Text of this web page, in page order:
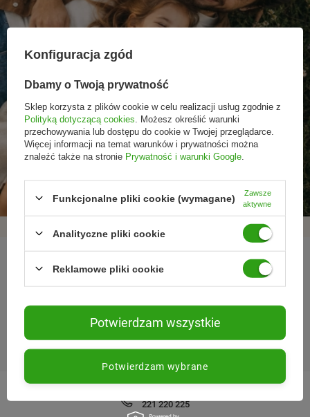
Promocje tylko dla
subskrybentów
Nowości przed
premierą
Rezygnacja w każdej
chwili
REGULAMINY
MOJE ZAMÓWIENIE
KONTAKT
221 220 225
Konfiguracja zgód
Dbamy o Twoją prywatność
Sklep korzysta z plików cookie w celu realizacji usług zgodnie z
Polityką dotyczącą cookies . Możesz określić warunki
przechowywania lub dostępu do cookie w Twojej przeglądarce.
Więcej informacji na temat warunków i prywatności można
znaleźć także na stronie Prywatność i warunki Google
Funkcjonalne pliki cookie (wymagane)
Zawsze
aktywne
Analityczne pliki cookie
Reklamowe pliki cookie
Potwierdzam wybrane
Potwierdzam wszystkie